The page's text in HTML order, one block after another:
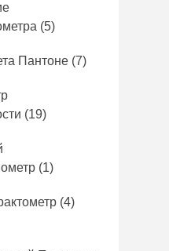
(5)
Пантоне (7)
(19)
(1)
(4)